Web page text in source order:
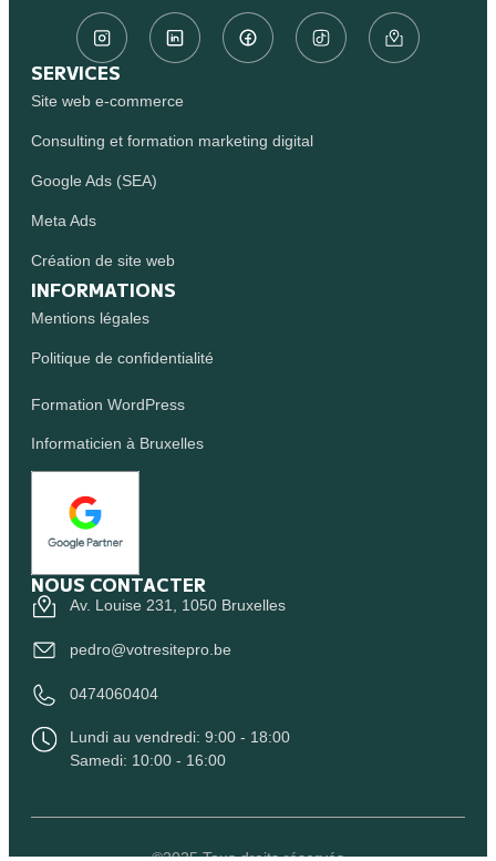
SERVICES
Site web e-commerce
Consulting et formation marketing digital
Google Ads (SEA)
Meta Ads
Création de site web
INFORMATIONS
Mentions légales
Politique de confidentialité
Formation WordPress
Informaticien à Bruxelles
NOUS CONTACTER
Av. Louise 231, 1050 Bruxelles
pedro@votresitepro.be
0474060404
Lundi au vendredi: 9:00 - 18:00
Samedi: 10:00 - 16:00